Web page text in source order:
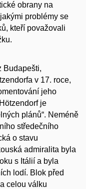
obrany na
problémy se
kteří považovali
Budapešti,
v 17. roce,
jeho
je
plánů“. Neméně
středečního
o stavu
admiralita byla
s Itálií a byla
lodí. Blok před
celou válku